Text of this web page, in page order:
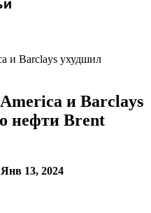
и Barclays ухудшил
и Barclays
нефти Brent
Янв 13, 2024